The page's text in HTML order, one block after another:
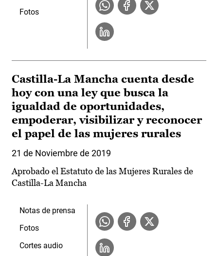
Fotos
Castilla-La Mancha cuenta desde
hoy con una ley que busca la
igualdad de oportunidades,
empoderar, visibilizar y reconocer
el papel de las mujeres rurales
21 de Noviembre de 2019
Aprobado el Estatuto de las Mujeres Rurales de
Castilla-La Mancha
Notas de prensa
Fotos
Cortes audio